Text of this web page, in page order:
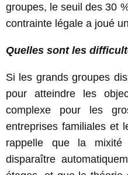
groupes, le seuil des 30
contrainte légale a joué
Quelles sont les
Si les grands groupes
pour atteindre les
complexe pour les
entreprises familiales et
rappelle que la
disparaître